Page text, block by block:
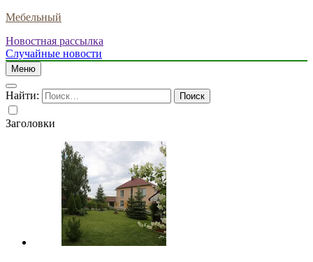
Мебельный
Новостная рассылка
Случайные новости
Меню
Найти:
Заголовки